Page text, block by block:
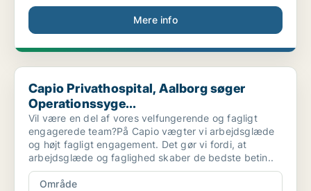
Mere info
Capio Privathospital, Aalborg søger Operationssyge...
Capio Privathospital, Aalborg søger
Operationssyge...
Vil være en del af vores velfungerende og fagligt
engagerede team?På Capio vægter vi arbejdsglæde
og højt fagligt engagement. Det gør vi fordi, at
arbejdsglæde og faglighed skaber de bedste betin..
Område